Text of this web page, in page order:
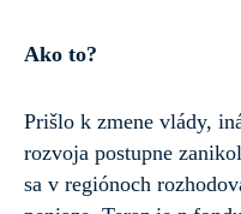
Ako to?
Prišlo k zmene vlády,
rozvoja postupne
sa v regiónoch